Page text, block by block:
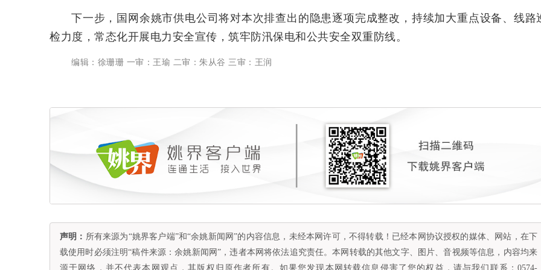
下一步，国网余姚市供电公司将对本次排查出的隐患逐项完成整改，持续加大重点设备、线路
检力度，常态化开展电力安全宣传，筑牢防汛保电和公共安全双重防线。
编辑：徐珊珊 一审：王瑜 二审：朱从谷 三审：王润
声明： 所有来源为“姚界客户端”和“余姚新闻网”的内容信息，未经本网许可，不得转载！已经本网协议授权的媒体、网站，在下
载使用时必须注明“稿件来源：余姚新闻网”，违者本网将依法追究责任。本网转载的其他文字、图片、音视频等信息，内容均来
源于网络，并不代表本网观点，其版权归原作者所有。如果您发现本网转载信息侵害了您的权益，请与我们联系：0574-